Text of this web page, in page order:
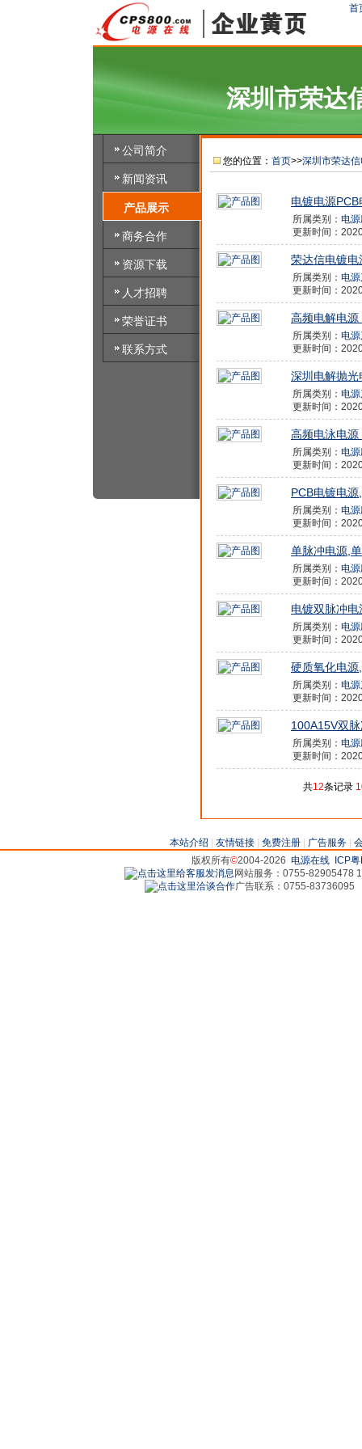
首
深圳市荣达
公司简介
新闻资讯
产品展示
商务合作
资源下载
人才招聘
荣誉证书
联系方式
您的位置： 首页>>深圳市荣达
电镀电源
所属类别： 电
更新时间：
荣达信电镀
所属类别： 电
更新时间：
高频电解电
所属类别： 电
更新时间：
深圳电解抛
所属类别： 电
更新时间：
高频电泳电
所属类别： 电
更新时间：
PCB电镀电
所属类别： 电
更新时间：
单脉冲电源,
所属类别： 电
更新时间：
电镀双脉冲
所属类别： 电
更新时间：
硬质氧化电
所属类别： 电
更新时间：
100A15V双
所属类别： 电
更新时间：
共12条记录
本站介绍 友情链接| 免费注册| 广告服务|
版权所有©2004-2026 电源在线
ICP
网站服务：0755-82905478
广告联系：0755-83736095